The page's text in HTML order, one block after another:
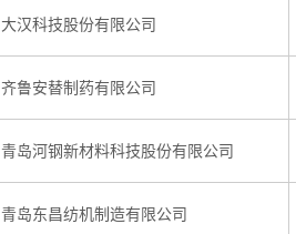
大汉科技股份有限公司
齐鲁安替制药有限公司
青岛河钢新材料科技股份有限公司
青岛东昌纺机制造有限公司